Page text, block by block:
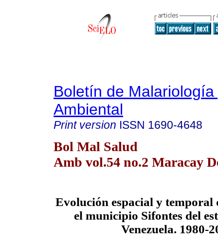
Boletín de
Ambiental
Print version ISSN 1690-4648
Bol Mal Salud
Amb vol.54 no.2 Maracay
Evolución espacial y temporal
el municipio Sifontes del
Venezuela. 1980-